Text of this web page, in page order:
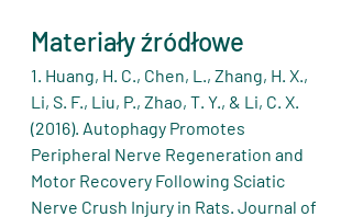
Materiały źródłowe
1. Huang, H. C., Chen, L., Zhang, H. X.,
Li, S. F., Liu, P., Zhao, T. Y., & Li, C. X.
(2016). Autophagy Promotes
Peripheral Nerve Regeneration and
Motor Recovery Following Sciatic
Nerve Crush Injury in Rats. Journal of